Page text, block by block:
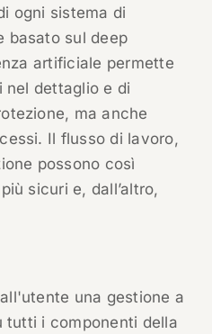
ogni sistema di
basato sul deep
artificiale permette
nel dettaglio e di
ma anche
Il flusso di lavoro,
possono così
sicuri e, dall’altro,
una gestione a
tutti i componenti della